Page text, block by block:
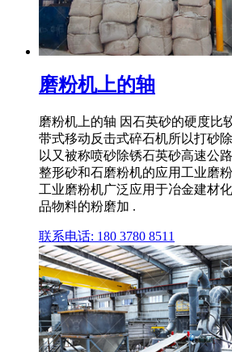
磨粉机上的轴
磨粉机上的轴 因石英砂的硬度比
带式移动反击式碎石机所以打砂
以又被称喷砂除锈石英砂高速公
整形砂和石磨粉机的应用工业磨
工业磨粉机广泛应用于冶金建材
品物料的粉磨加 .
联系电话: 180 3780 8511